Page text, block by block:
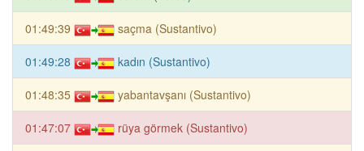
01:49:39 saçma (Sustantivo)
01:49:28 kadın (Sustantivo)
01:48:35 yabantavşanı (Sustantivo)
01:47:07 rüya görmek (Sustantivo)